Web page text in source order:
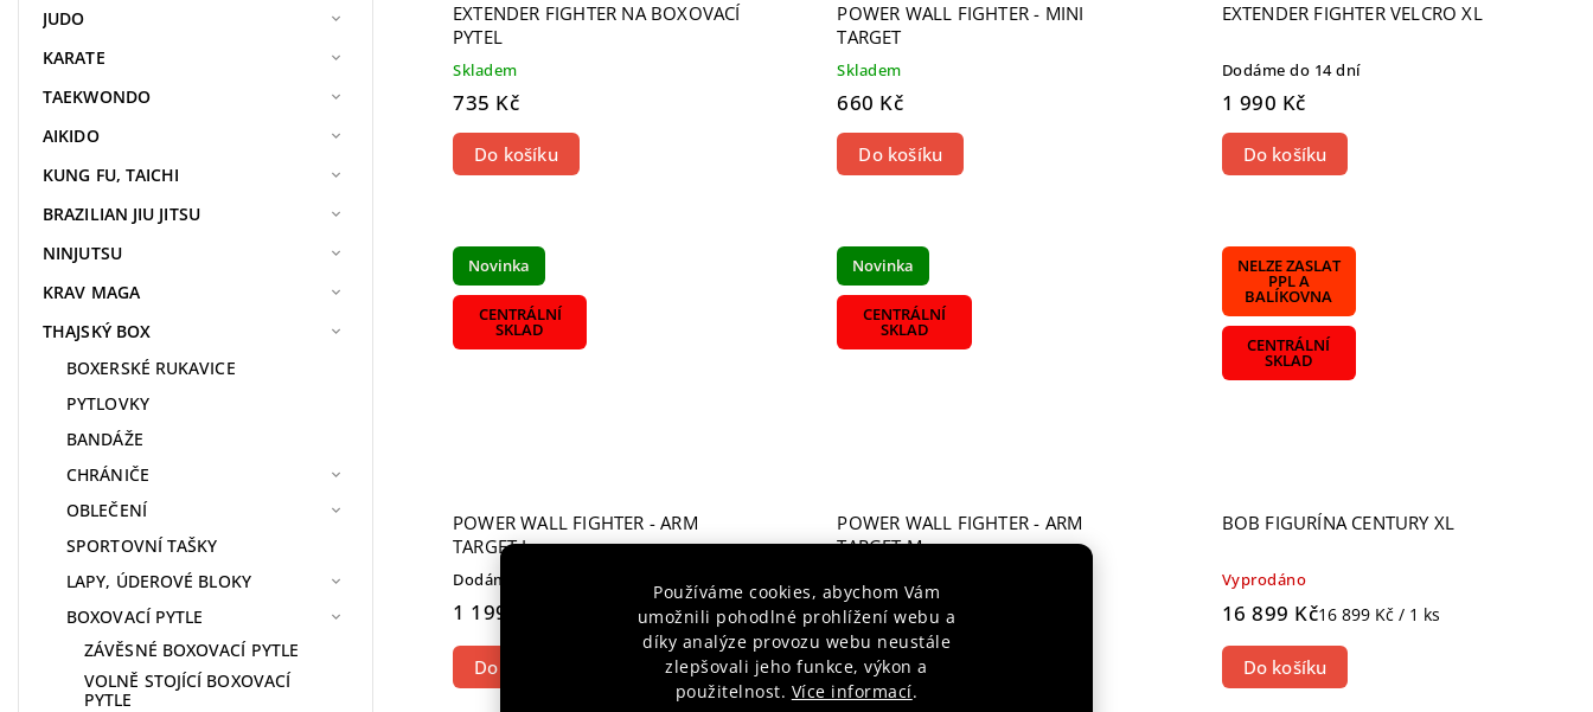
Používáme cookies, abychom Vám
umožnili pohodlné prohlížení webu a
díky analýze provozu webu neustále
zlepšovali jeho funkce, výkon a
použitelnost. Více informací.
JUDO
KARATE
TAEKWONDO
AIKIDO
KUNG FU, TAICHI
BRAZILIAN JIU JITSU
NINJUTSU
KRAV MAGA
THAJSKÝ BOX
BOXERSKÉ RUKAVICE
PYTLOVKY
BANDÁŽE
CHRÁNIČE
OBLEČENÍ
SPORTOVNÍ TAŠKY
LAPY, ÚDEROVÉ BLOKY
BOXOVACÍ PYTLE
ZÁVĚSNÉ BOXOVACÍ PYTLE
VOLNĚ STOJÍCÍ BOXOVACÍ
PYTLE
EXTENDER FIGHTER NA BOXOVACÍ
PYTEL
Skladem
735 Kč
Do košíku
POWER WALL FIGHTER - MINI
TARGET
Skladem
660 Kč
Do košíku
EXTENDER FIGHTER VELCRO XL
Dodáme do 14 dní
1 990 Kč
Do košíku
Novinka
CENTRÁLNÍ
SKLAD
POWER WALL FIGHTER - ARM
TARGET L
Dodáme do 14 dní
1 199 Kč
Do košíku
Novinka
CENTRÁLNÍ
SKLAD
POWER WALL FIGHTER - ARM
TARGET M
1 103 Kč
Do košíku
NELZE ZASLAT
PPL A
BALÍKOVNA
CENTRÁLNÍ
SKLAD
BOB FIGURÍNA CENTURY XL
Vyprodáno
16 899 Kč16 899 Kč / 1 ks
Do košíku